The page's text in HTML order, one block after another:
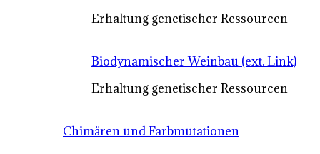
Erhaltung genetischer Ressourcen
Biodynamischer Weinbau (ext. Link)
Erhaltung genetischer Ressourcen
Chimären und Farbmutationen